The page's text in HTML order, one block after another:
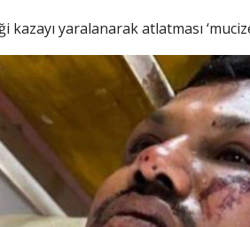
kazayı yaralanarak atlatması